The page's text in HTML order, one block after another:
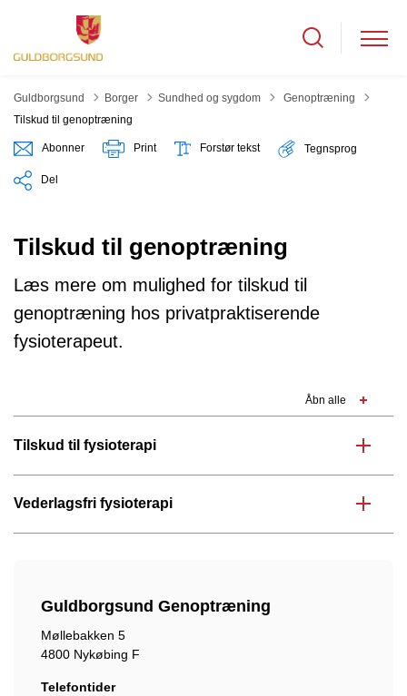
Guldborgsund Borger Sundhed og sygdom Tilbage til
Genoptræning
Tilskud til genoptræning
Abonner Print Forstør tekst Tegnsprog
Del
Tilskud til genoptræning
Læs mere om mulighed for tilskud til
genoptræning hos privatpraktiserende
fysioterapeut.
Åbn alle
Tilskud til fysioterapi
Vederlagsfri fysioterapi
Guldborgsund Genoptræning
Møllebakken 5
4800 Nykøbing F
Telefontider